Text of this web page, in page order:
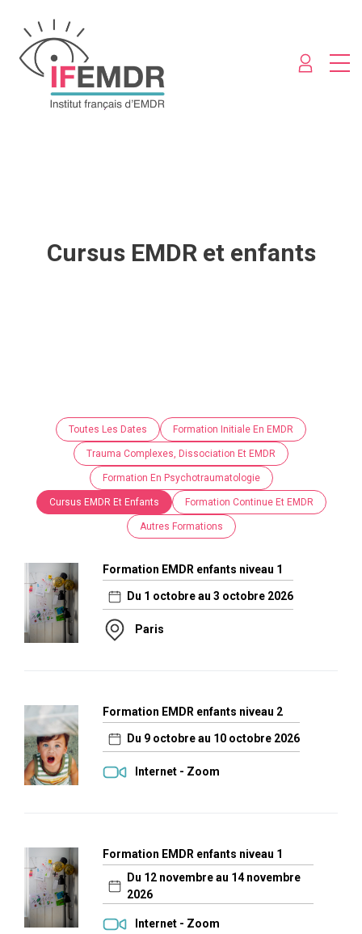
Cursus EMDR et enfants
Toutes Les Dates Formation Initiale En EMDR
Trauma Complexes, Dissociation Et EMDR
Formation En Psychotraumatologie
Cursus EMDR Et Enfants Formation Continue Et EMDR
Autres Formations
Formation EMDR enfants niveau 1
Du 1 octobre au 3 octobre 2026
Paris
Formation EMDR enfants niveau 2
Du 9 octobre au 10 octobre 2026
Internet - Zoom
Formation EMDR enfants niveau 1
Du 12 novembre au 14 novembre
2026
Internet - Zoom